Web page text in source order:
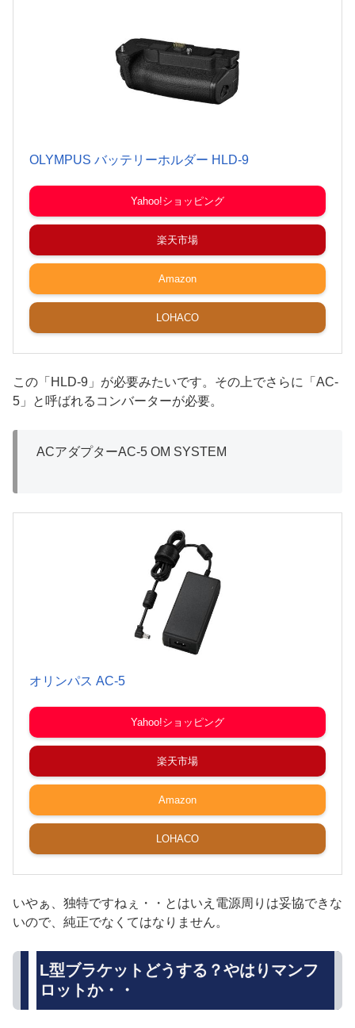
OLYMPUS バッテリーホルダー HLD-9
Yahoo!ショッピング
楽天市場
Amazon
LOHACO
この「HLD-9」が必要みたいです。その上でさらに「AC-
5」と呼ばれるコンバーターが必要。
ACアダプターAC-5 OM SYSTEM
オリンパス AC-5
Yahoo!ショッピング
楽天市場
Amazon
LOHACO
いやぁ、独特ですねぇ・・とはいえ電源周りは妥協できな
いので、純正でなくてはなりません。
L型ブラケットどうする？やはりマンフ
ロットか・・